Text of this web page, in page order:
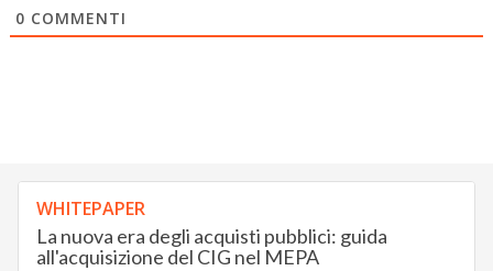
0 COMMENTI
WHITEPAPER
La nuova era degli acquisti pubblici: guida
all'acquisizione del CIG nel MEPA